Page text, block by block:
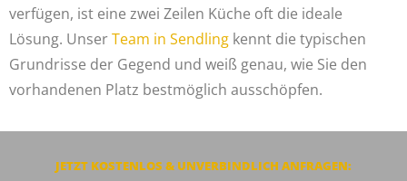
verfügen, ist eine zwei Zeilen Küche oft die ideale
Lösung. UnserTeam in Sendling kennt die typischen
Grundrisse der Gegend und weiß genau, wie Sie den
vorhandenen Platz bestmöglich ausschöpfen.
JETZT KOSTENLOS & UNVERBINDLICH ANFRAGEN: